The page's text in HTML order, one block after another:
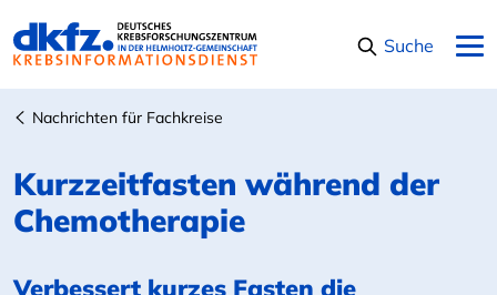
Suche
Nachrichten für Fachkreise
Kurzzeitfasten während der
Chemotherapie
Verbessert kurzes Fasten die